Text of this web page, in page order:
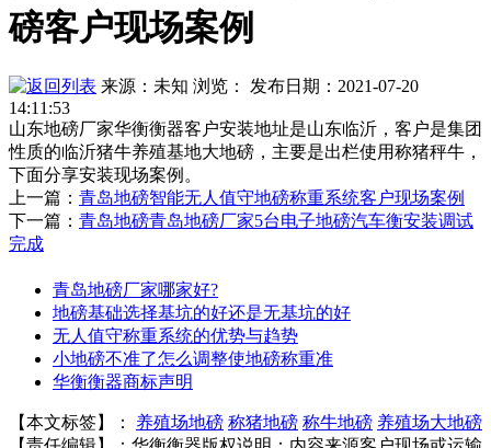
磅客户现场案例
来源：未知 浏览：
发布日期：2021-07-20
14:11:53
山东地磅厂家华衡衡器客户安装地址是山东临沂，客户是集团
性质的临沂猪牛养殖基地大地磅，主要是出栏使用称猪秤牛，
下面分享安装现场案例。
上一篇： 青岛地磅智能无人值守地磅称重系统客户现场案例
下一篇： 青岛地磅青岛地磅厂家5台电子地磅汽车衡安装调试
完成
青岛地磅厂家哪家好?
地磅基础选择基坑的好还是无基坑的好
无人值守称重系统的优势与趋势
小地磅不准了怎么调整使地磅称重准
华衡衡器商标声明
【本文标签】： 养殖场地磅 称猪地磅 称牛地磅 养殖场大地磅